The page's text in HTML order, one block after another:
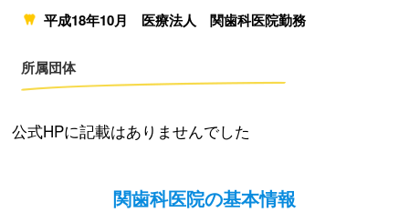
平成18年10月 医療法人 関歯科医院勤務
所属団体
公式HPに記載はありませんでした
関歯科医院の基本情報